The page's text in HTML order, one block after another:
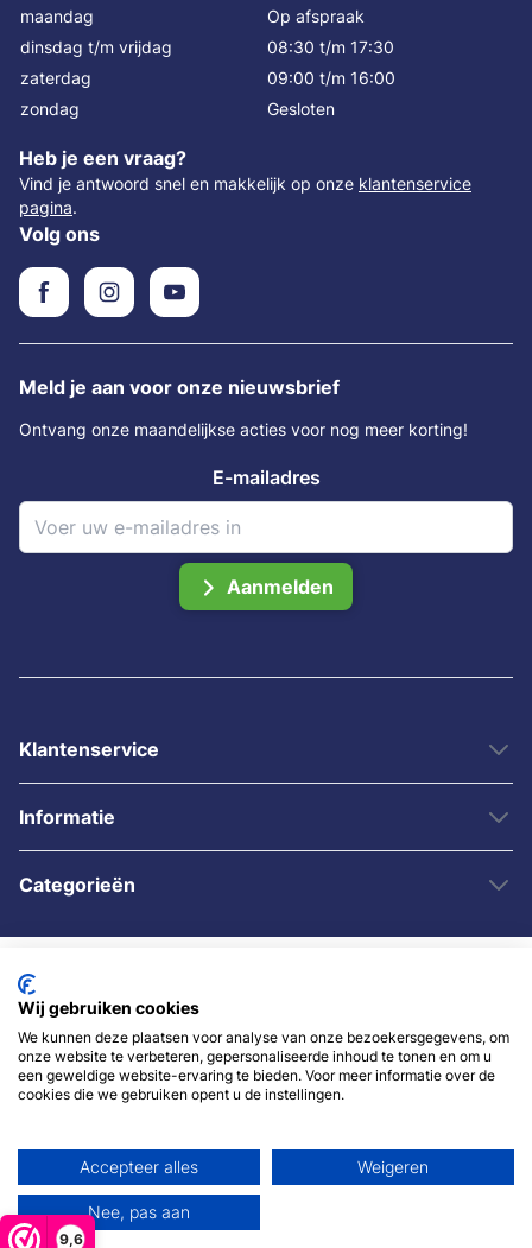
9,6
maandag
Op afspraak
dinsdag t/m vrijdag
08:30 t/m 17:30
zaterdag
09:00 t/m 16:00
zondag
Gesloten
Heb je een vraag?
Vind je antwoord snel en makkelijk op onze klantenservice
pagina.
Volg ons
Meld je aan voor onze nieuwsbrief
Ontvang onze maandelijkse acties voor nog meer korting!
E-mailadres
Aanmelden
Klantenservice
Informatie
Categorieën
© 2007 - 2026 - Sybshop.nl
Wij gebruiken cookies
We kunnen deze plaatsen voor analyse van onze bezoekersgegevens, om
onze website te verbeteren, gepersonaliseerde inhoud te tonen en om u
een geweldige website-ervaring te bieden. Voor meer informatie over de
cookies die we gebruiken opent u de instellingen.
Accepteer alles Weigeren
Nee, pas aan